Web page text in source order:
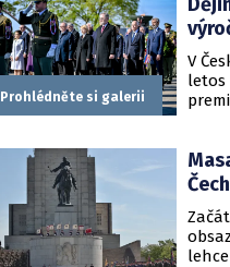
Prohlédněte si galerii
V
letos